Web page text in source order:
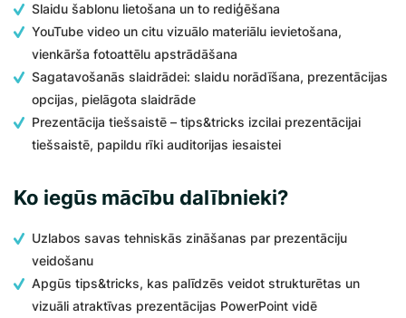
Slaidu šablonu lietošana un to rediģēšana
YouTube video un citu vizuālo materiālu ievietošana,
vienkārša fotoattēlu apstrādāšana
Sagatavošanās slaidrādei: slaidu norādīšana, prezentācijas
opcijas, pielāgota slaidrāde
Prezentācija tiešsaistē – tips&tricks izcilai prezentācijai
tiešsaistē, papildu rīki auditorijas iesaistei
Ko iegūs mācību dalībnieki?
Uzlabos savas tehniskās zināšanas par prezentāciju
veidošanu
Apgūs tips&tricks, kas palīdzēs veidot strukturētas un
vizuāli atraktīvas prezentācijas PowerPoint vidē